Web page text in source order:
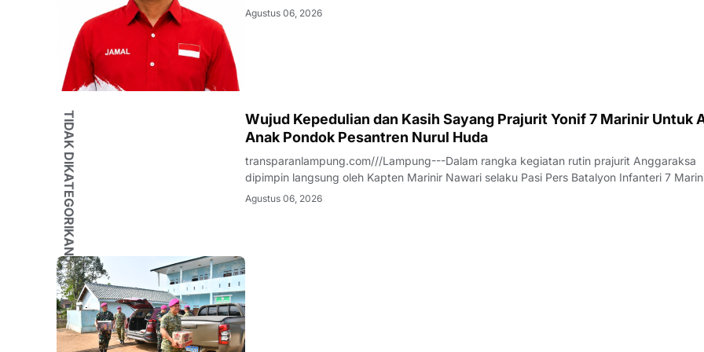
warganya. Di tengah pesatnya perkembangan teknologi dan meningkatnya ekspektasi
Agustus 06, 2026
TIDAK DIKATEGORIKAN
Wujud Kepedulian dan Kasih Sayang Prajurit Yonif 7 Marinir Untuk
Anak Pondok Pesantren Nurul Huda
transparanlampung.com///Lampung---Dalam rangka kegiatan rutin prajurit Anggaraksa
dipimpin langsung oleh Kapten Marinir Nawari selaku Pasi Pers Batalyon Infanteri 7
beaserta Ketua dan anggota Jalasenastri Ranting A Cabang 7 PG Kormar melaksanakan
Agustus 06, 2026